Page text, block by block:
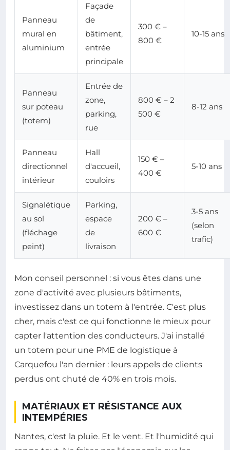
Panneau
mural en
aluminium
Façade
de
bâtiment,
entrée
principale
300 € –
800 €
10-15 ans
Panneau
sur poteau
(totem)
Entrée de
zone,
parking,
rue
800 € – 2
500 €
8-12 ans
Panneau
directionnel
intérieur
Hall
d'accueil,
couloirs
150 € –
400 €
5-10 ans
Signalétique
au sol
(fléchage
peint)
Parking,
espace
de
livraison
200 € –
600 €
3-5 ans
(selon
trafic)
Mon conseil personnel : si vous êtes dans une
zone d'activité avec plusieurs bâtiments,
investissez dans un totem à l'entrée. C'est plus
cher, mais c'est ce qui fonctionne le mieux pour
capter l'attention des conducteurs. J'ai installé
un totem pour une PME de logistique à
Carquefou l'an dernier : leurs appels de clients
perdus ont chuté de 40% en trois mois.
MATÉRIAUX ET RÉSISTANCE AUX
INTEMPÉRIES
Nantes, c'est la pluie. Et le vent. Et l'humidité qui